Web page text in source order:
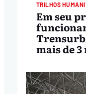
TRILHOS
Em seu
mais de